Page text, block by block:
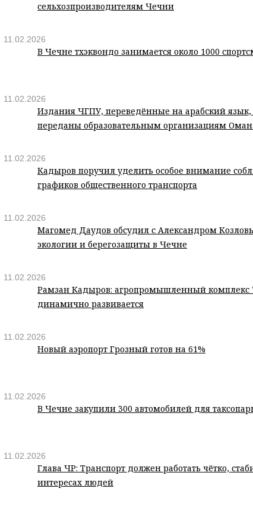
сельхозпроизводителям Чечни
11.02.2026
В Чечне тхэквондо занимается около 1000
11.02.2026
Издания ЧГПУ, переведённые на арабский язык,
переданы образовательным организациям
11.02.2026
Кадыров поручил уделить особое внимание
графиков общественного транспорта
11.02.2026
Магомед Даудов обсудил с Александром
экологии и берегозащиты в Чечне
11.02.2026
Рамзан Кадыров: агропромышленный комплекс
динамично развивается
11.02.2026
Новый аэропорт Грозный готов на 61%
11.02.2026
В Чечне закупили 300 автомобилей для
11.02.2026
Глава ЧР: Транспорт должен работать чётко,
интересах людей